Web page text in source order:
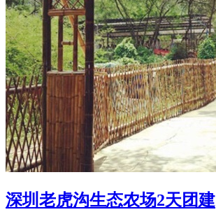
深圳老虎沟生态农场2天团建